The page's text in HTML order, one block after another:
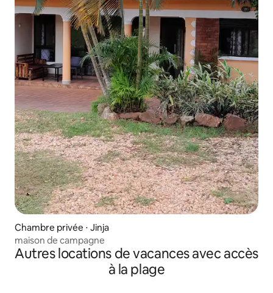
Chambre privée ⋅ Jinja
maison de campagne
Autres locations de vacances avec accès
à la plage